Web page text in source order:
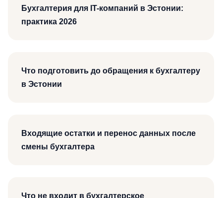
Бухгалтерия для IT-компаний в Эстонии:
практика 2026
Что подготовить до обращения к бухгалтеру
в Эстонии
Входящие остатки и перенос данных после
смены бухгалтера
Что не входит в бухгалтерское